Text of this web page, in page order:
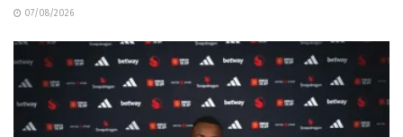
07/08/2026